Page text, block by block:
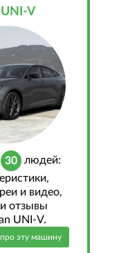
V
30 людей:
и видео,
отзывы
UNI-V.
про эту машину